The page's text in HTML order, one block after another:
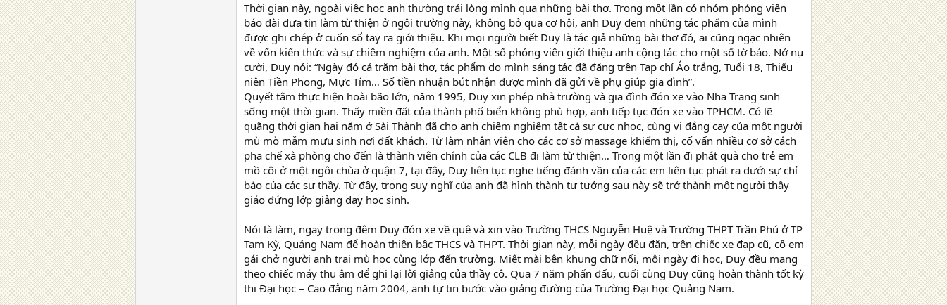
Thời gian này, ngoài việc học anh thường trải lòng mình qua những bài thơ. Trong một lần có nhóm phóng viên
báo đài đưa tin làm từ thiện ở ngôi trường này, không bỏ qua cơ hội, anh Duy đem những tác phẩm của mình
được ghi chép ở cuốn sổ tay ra giới thiệu. Khi mọi người biết Duy là tác giả những bài thơ đó, ai cũng ngạc nhiên
về vốn kiến thức và sự chiêm nghiệm của anh. Một số phóng viên giới thiệu anh cộng tác cho một số tờ báo. Nở nụ
cười, Duy nói: “Ngày đó cả trăm bài thơ, tác phẩm do mình sáng tác đã đăng trên Tạp chí Áo trắng, Tuổi 18, Thiếu
niên Tiền Phong, Mực Tím… Số tiền nhuận bút nhận được mình đã gửi về phụ giúp gia đình”.
Quyết tâm thực hiện hoài bão lớn, năm 1995, Duy xin phép nhà trường và gia đình đón xe vào Nha Trang sinh
sống một thời gian. Thấy miền đất của thành phố biển không phù hợp, anh tiếp tục đón xe vào TPHCM. Có lẽ
quãng thời gian hai năm ở Sài Thành đã cho anh chiêm nghiệm tất cả sự cực nhọc, cùng vị đắng cay của một người
mù mò mẫm mưu sinh nơi đất khách. Từ làm nhân viên cho các cơ sở massage khiếm thị, cố vấn nhiều cơ sở cách
pha chế xà phòng cho đến là thành viên chính của các CLB đi làm từ thiện… Trong một lần đi phát quà cho trẻ em
mồ côi ở một ngôi chùa ở quận 7, tại đây, Duy liên tục nghe tiếng đánh vần của các em liên tục phát ra dưới sự chỉ
bảo của các sư thầy. Từ đây, trong suy nghĩ của anh đã hình thành tư tưởng sau này sẽ trở thành một người thầy
giáo đứng lớp giảng dạy học sinh.
Nói là làm, ngay trong đêm Duy đón xe về quê và xin vào Trường THCS Nguyễn Huệ và Trường THPT Trần Phú ở TP
Tam Kỳ, Quảng Nam để hoàn thiện bậc THCS và THPT. Thời gian này, mỗi ngày đều đặn, trên chiếc xe đạp cũ, cô em
gái chở người anh trai mù học cùng lớp đến trường. Miệt mài bên khung chữ nổi, mỗi ngày đi học, Duy đều mang
theo chiếc máy thu âm để ghi lại lời giảng của thầy cô. Qua 7 năm phấn đấu, cuối cùng Duy cũng hoàn thành tốt kỳ
thi Đại học – Cao đẳng năm 2004, anh tự tin bước vào giảng đường của Trường Đại học Quảng Nam.